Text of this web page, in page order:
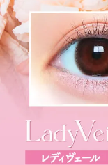
発送について
お支払い方法について
お買い物ガイド
お問い合わせ
よくあるご質問